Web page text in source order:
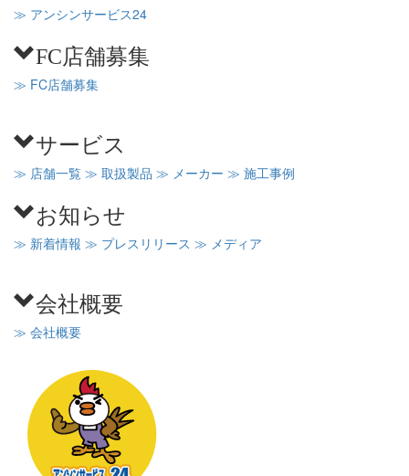
≫ アンシンサービス24
FC店舗募集
≫ FC店舗募集
サービス
≫ 店舗一覧 ≫ 取扱製品 ≫ メーカー ≫ 施工事例
お知らせ
≫ 新着情報 ≫ プレスリリース ≫ メディア
会社概要
≫ 会社概要